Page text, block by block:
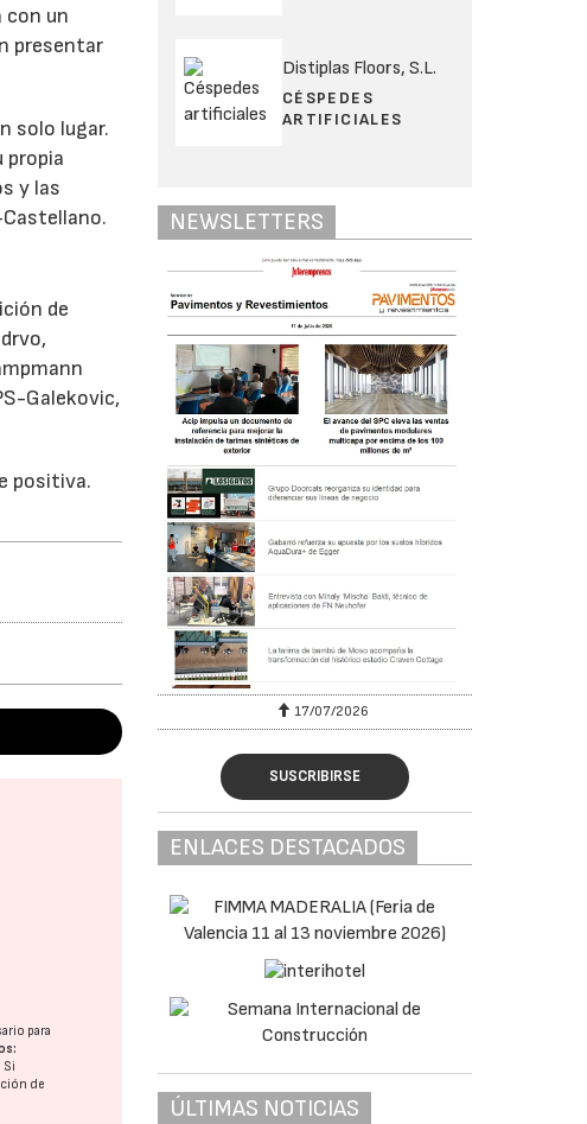
con un
presentar
solo lugar.
propia
y las
de
Galekovic,
positiva.
para
. Si
de
Distiplas Floors, S.L.
CÉSPEDES
ARTIFICIALES
NEWSLETTERS
2026 17/07/2026
SUSCRIBIRSE
ENLACES DESTACADOS
ÚLTIMAS NOTICIAS